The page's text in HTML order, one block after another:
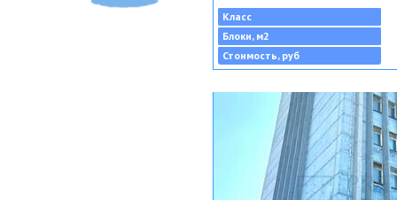
Класс
Блоки, м2
Стоимость, руб